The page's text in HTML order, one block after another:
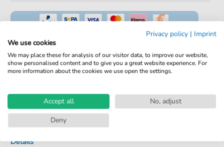
100% Legal & Lizenziert
Kein Abo. Fairer Einzelkauf.
Sofortiger Download nach Kauf
Details
Privacy policy | Imprint
We use cookies
We may place these for analysis of our visitor data, to improve our website,
show personalised content and to give you a great website experience. For
more information about the cookies we use open the settings.
Accept all
No, adjust
Deny